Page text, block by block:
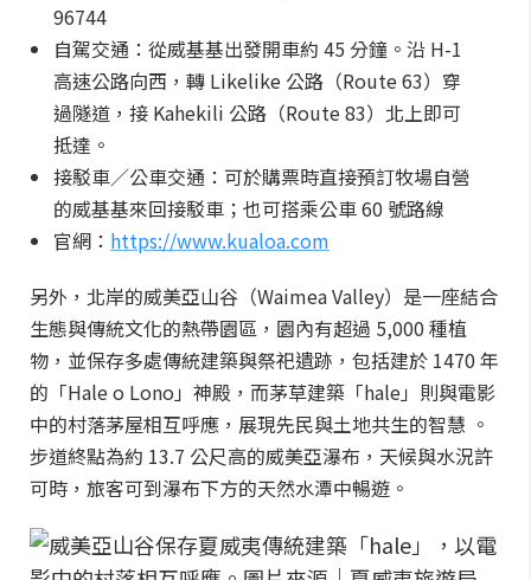
96744
自駕交通：從威基基出發開車約 45 分鐘。沿 H-1
高速公路向西，轉 Likelike 公路（Route 63）穿
過隧道，接 Kahekili 公路（Route 83）北上即可
抵達。
接駁車／公車交通：可於購票時直接預訂牧場自營
的威基基來回接駁車；也可搭乘公車 60 號路線
官網： https://www.kualoa.com
另外，北岸的威美亞山谷（Waimea Valley）是一座結合
生態與傳統文化的熱帶園區，園內有超過 5,000 種植
物，並保存多處傳統建築與祭祀遺跡，包括建於 1470 年
的「Hale o Lono」神殿，而茅草建築「hale」則與電影
中的村落茅屋相互呼應，展現先民與土地共生的智慧 。
步道終點為約 13.7 公尺高的威美亞瀑布，天候與水況許
可時，旅客可到瀑布下方的天然水潭中暢遊。